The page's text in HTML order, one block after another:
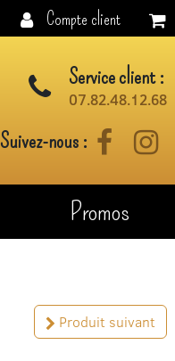
Service client :
07.82.48.12.68
Suivez-nous : Facebook
Promos
Produit suivant
Compte client